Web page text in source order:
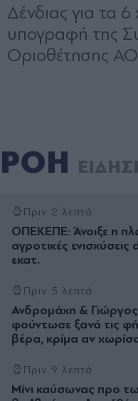
ΡΟΗ
Πριν 2 λεπτά
ΟΠΕΚΕΠΕ: Άνοιξε η
αγροτικές
εκατ.
Πριν 5 λεπτά
Ανδρομάχη &
φούντωσε ξανά τις
βέρα, κρίμα αν
Πριν 9 λεπτά
Μίνι καύσωνας προ